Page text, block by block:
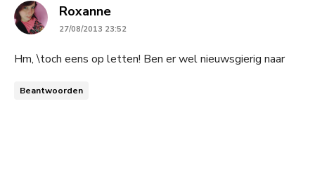
Roxannesays:
27/08/2013 23:52
Hm, \toch eens op letten! Ben er wel nieuwsgierig naar
Beantwoorden